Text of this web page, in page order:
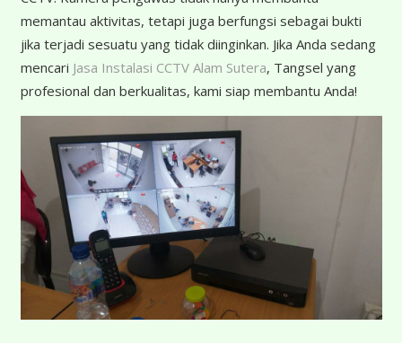
memantau aktivitas, tetapi juga berfungsi sebagai bukti
jika terjadi sesuatu yang tidak diinginkan. Jika Anda sedang
mencari Jasa Instalasi CCTV Alam Sutera, Tangsel yang
profesional dan berkualitas, kami siap membantu Anda!